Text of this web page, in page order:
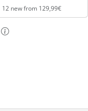
12 new from 129,99€